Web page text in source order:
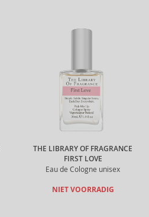
THE LIBRARY OF FRAGRANCE
FIRST LOVE
Eau de Cologne unisex
NIET VOORRADIG